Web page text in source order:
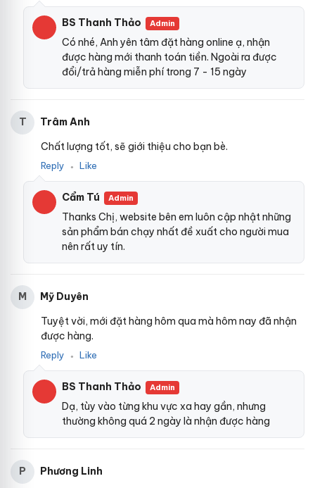
BS Thanh Thảo Admin
Có nhé, Anh yên tâm đặt hàng online ạ, nhận
được hàng mới thanh toán tiền. Ngoài ra được
đổi/trả hàng miễn phí trong 7 - 15 ngày
T
Trâm Anh
Chất lượng tốt, sẽ giới thiệu cho bạn bè.
Reply ● Like
Cẩm Tú Admin
Thanks Chị, website bên em luôn cập nhật những
sản phẩm bán chạy nhất đề xuất cho người mua
nên rất uy tín.
M
Mỹ Duyên
Tuyệt vời, mới đặt hàng hôm qua mà hôm nay đã nhận
được hàng.
Reply ● Like
BS Thanh Thảo Admin
Dạ, tùy vào từng khu vực xa hay gần, nhưng
thường không quá 2 ngày là nhận được hàng
P
Phương Linh